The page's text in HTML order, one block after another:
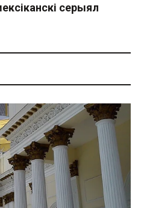
серыял